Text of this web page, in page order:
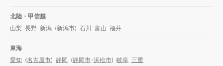
北陸・甲信越
山梨 長野 新潟 (新潟市) 石川 富山 福井
東海
愛知 (名古屋市) 静岡 (静岡市・浜松市) 岐阜 三重